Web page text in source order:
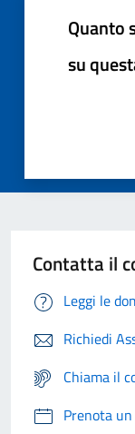
Quanto
su
Contatta il
Leggi le
Richiedi
Chiama il
Prenota